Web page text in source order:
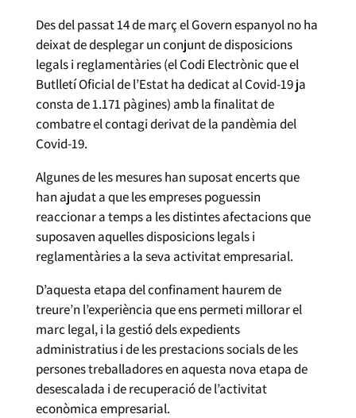
Des del passat 14 de març el Govern espanyol no ha
deixat de desplegar un conjunt de disposicions
legals i reglamentàries (el Codi Electrònic que el
Butlletí Oficial de l’Estat ha dedicat al Covid-19 ja
consta de 1.171 pàgines) amb la finalitat de
combatre el contagi derivat de la pandèmia del
Covid-19.
Algunes de les mesures han suposat encerts que
han ajudat a que les empreses poguessin
reaccionar a temps a les distintes afectacions que
suposaven aquelles disposicions legals i
reglamentàries a la seva activitat empresarial.
D’aquesta etapa del confinament haurem de
treure’n l’experiència que ens permeti millorar el
marc legal, i la gestió dels expedients
administratius i de les prestacions socials de les
persones treballadores en aquesta nova etapa de
desescalada i de recuperació de l’activitat
econòmica empresarial.